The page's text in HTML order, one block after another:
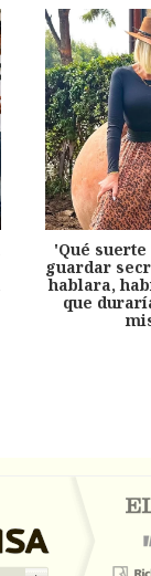
'Qué suerte
guardar
hablara,
que